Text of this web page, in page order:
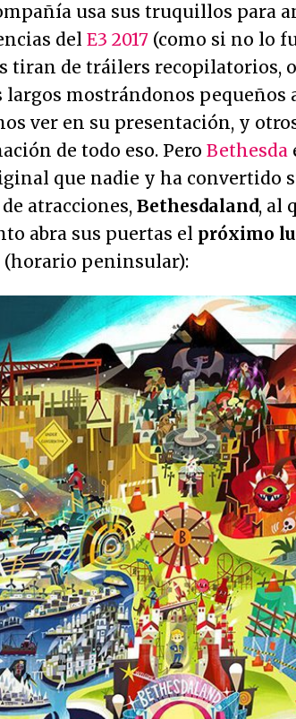
usa sus truquillos para
del E3 2017 (como si no lo
tiran de tráilers recopilatorios,
largos mostrándonos pequeños
ver en su presentación, y
de todo eso. Pero Bethesda
que nadie y ha convertido
atracciones, Bethesdaland, al
abra sus puertas el próximo
(horario peninsular):